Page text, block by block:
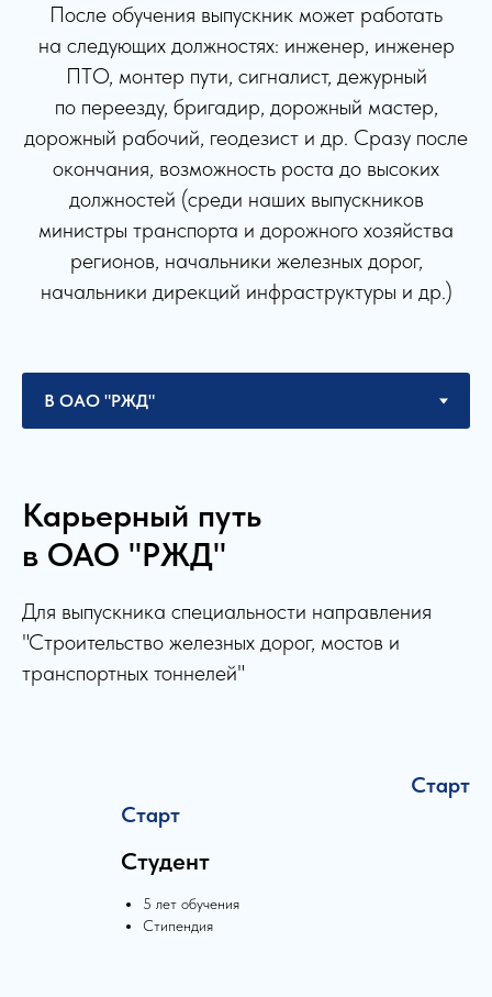
После обучения выпускник может работать
на следующих должностях: инженер, инженер
ПТО, монтер пути, сигналист, дежурный
по переезду, бригадир, дорожный мастер,
дорожный рабочий, геодезист и др. Сразу после
окончания, возможность роста до высоких
должностей (среди наших выпускников
министры транспорта и дорожного хозяйства
регионов, начальники железных дорог,
начальники дирекций инфраструктуры и др.)
Карьерный путь
в ОАО "РЖД"
Для выпускника специальности направления
"Строительство железных дорог, мостов и
транспортных тоннелей"
Старт
Старт
Студент
5 лет обучения
Стипендия